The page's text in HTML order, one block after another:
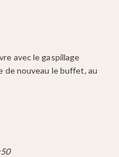
avec le gaspillage
de nouveau le buffet, au